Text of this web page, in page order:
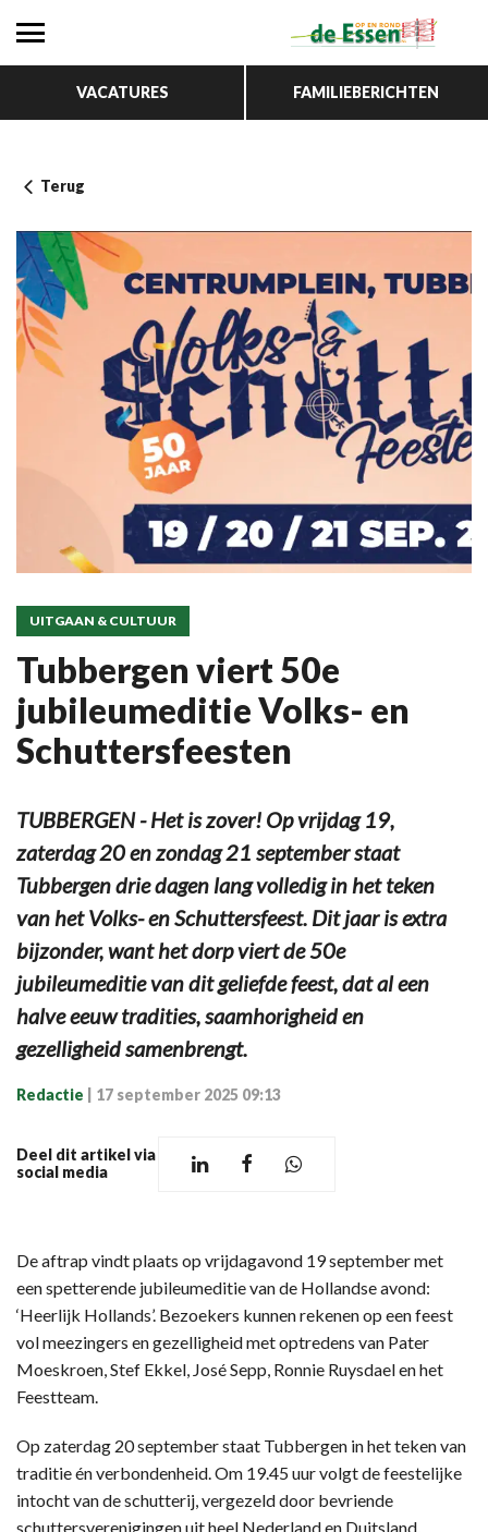
VACATURES FAMILIEBERICHTEN
Terug
UITGAAN & CULTUUR
Tubbergen viert 50e
jubileumeditie Volks- en
Schuttersfeesten
TUBBERGEN - Het is zover! Op vrijdag 19,
zaterdag 20 en zondag 21 september staat
Tubbergen drie dagen lang volledig in het teken
van het Volks- en Schuttersfeest. Dit jaar is extra
bijzonder, want het dorp viert de 50e
jubileumeditie van dit geliefde feest, dat al een
halve eeuw tradities, saamhorigheid en
gezelligheid samenbrengt.
Redactie 17 september 2025 09:13
Deel dit artikel via
social media
De aftrap vindt plaats op vrijdagavond 19 september met
een spetterende jubileumeditie van de Hollandse avond:
‘Heerlijk Hollands’. Bezoekers kunnen rekenen op een feest
vol meezingers en gezelligheid met optredens van Pater
Moeskroen, Stef Ekkel, José Sepp, Ronnie Ruysdael en het
Feestteam.
Op zaterdag 20 september staat Tubbergen in het teken van
traditie én verbondenheid. Om 19.45 uur volgt de feestelijke
intocht van de schutterij, vergezeld door bevriende
schuttersverenigingen uit heel Nederland en Duitsland,